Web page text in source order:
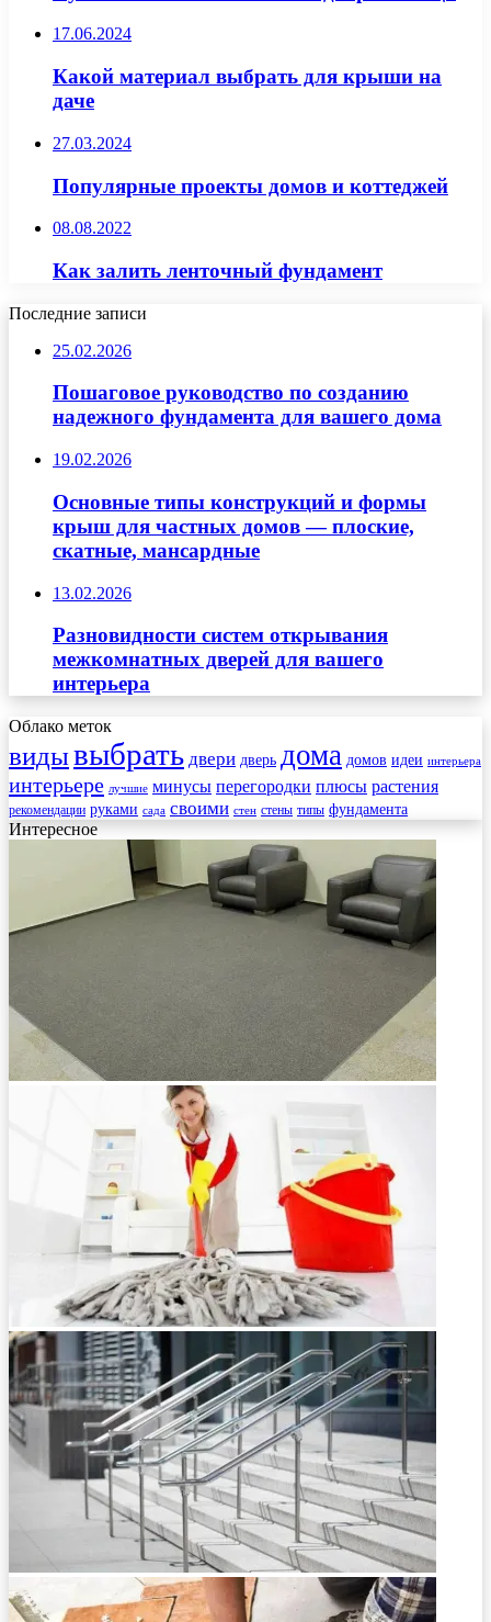
17.06.2024
Какой материал выбрать для крыши на
даче
27.03.2024
Популярные проекты домов и коттеджей
08.08.2022
Как залить ленточный фундамент
Последние записи
25.02.2026
Пошаговое руководство по созданию
надежного фундамента для вашего дома
19.02.2026
Основные типы конструкций и формы
крыш для частных домов — плоские,
скатные, мансардные
13.02.2026
Разновидности систем открывания
межкомнатных дверей для вашего
интерьера
Облако меток
видывыбрать двери дверь дома домов идеи интерьера
интерьере лучшие минусы перегородки плюсы растения
рекомендации руками сада своими стен стены типы фундамента
Интересное